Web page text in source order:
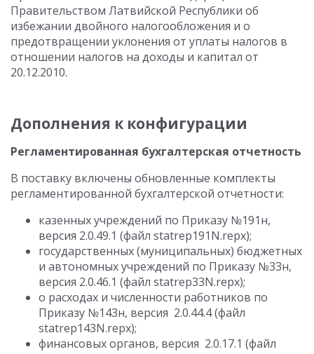
Правительством Латвийской Республики об
избежании двойного налогообложения и о
предотвращении уклонения от уплаты налогов в
отношении налогов на доходы и капитал от
20.12.2010.
Дополнения к конфигурации
Регламентированная бухгалтерская отчетность
В поставку включены обновленные комплекты
регламентированной бухгалтерской отчетности:
казенных учреждений по Приказу №191н,
версия 2.0.49.1 (файл statrep191N.repx);
государственных (муниципальных) бюджетных
и автономных учреждений по Приказу №33н,
версия 2.0.46.1 (файл statrep33N.repx);
о расходах и численности работников по
Приказу №143н, версия 2.0.44.4 (файл
statrep143N.repx);
финансовых органов, версия 2.0.17.1 (файл